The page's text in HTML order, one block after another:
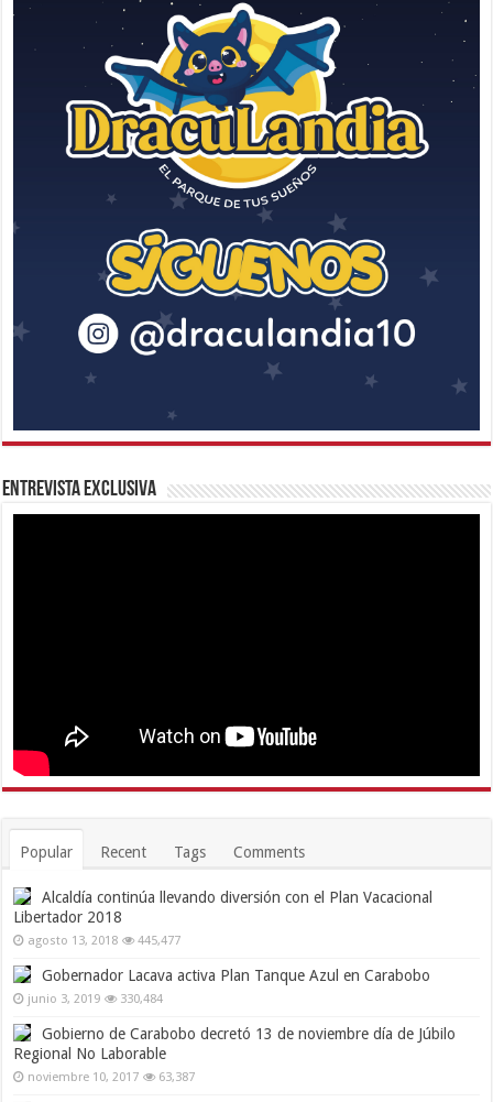
Entrevista Exclusiva
Popular Recent Tags Comments
Alcaldía continúa llevando diversión con el Plan Vacacional
Libertador 2018
agosto 13, 2018 445,477
Gobernador Lacava activa Plan Tanque Azul en Carabobo
junio 3, 2019 330,484
Gobierno de Carabobo decretó 13 de noviembre día de Júbilo
Regional No Laborable
noviembre 10, 2017 63,387